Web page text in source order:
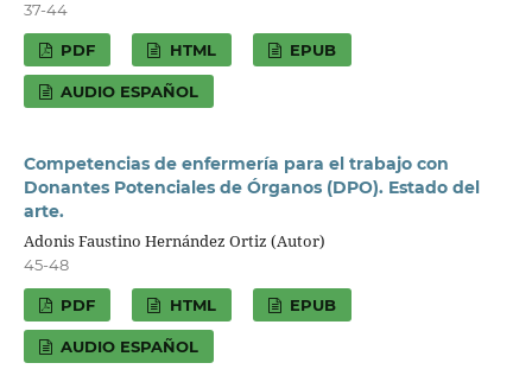
37-44
PDF HTML EPUB
AUDIO ESPAÑOL
Competencias de enfermería para el trabajo con
Donantes Potenciales de Órganos (DPO). Estado del
arte.
Adonis Faustino Hernández Ortiz (Autor)
45-48
PDF HTML EPUB
AUDIO ESPAÑOL